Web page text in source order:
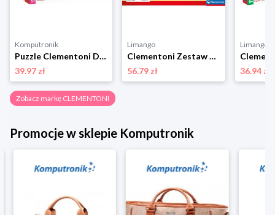
Komputronik
Puzzle Clementoni Disney Firebuds 3 x 48 el. 25283
39.97 zł
Limango
Clementoni Zestaw gier "Psi Patrol" - 3+ rozmiar: onesize
56.79 zł
Limango
36.94 zł
Zobacz markę CLEMENTONI
Promocje w sklepie Komputronik